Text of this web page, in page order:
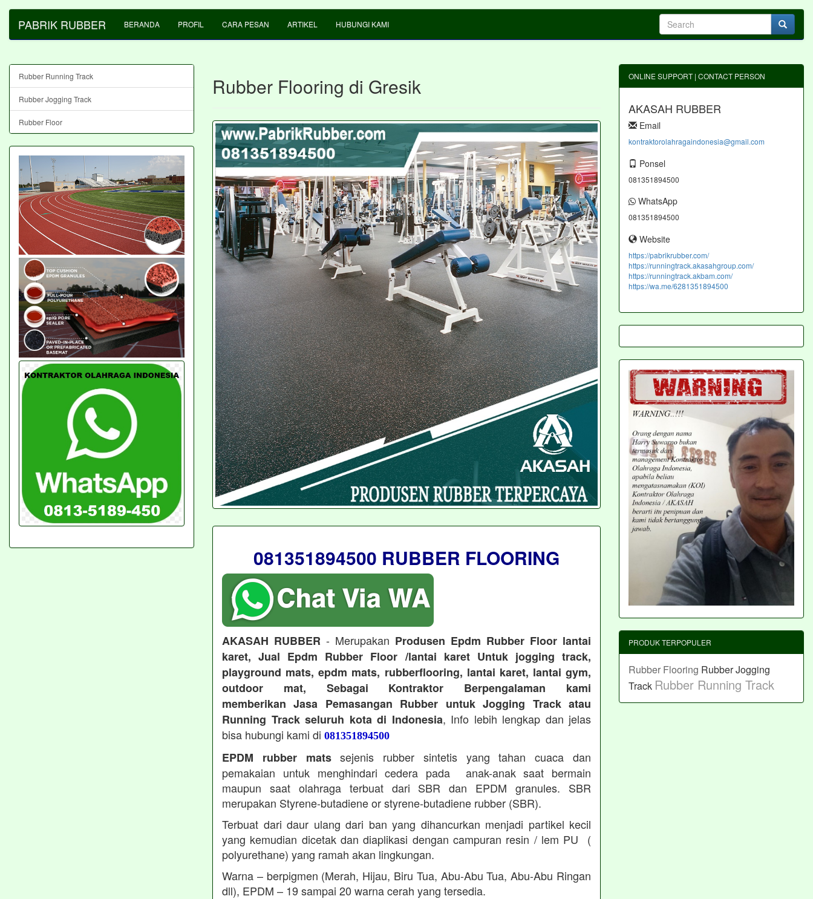
PABRIK RUBBER BERANDA PROFIL CARA PESAN ARTIKEL HUBUNGI KAMI
Rubber Flooring di Gresik
081351894500 RUBBER FLOORING
AKASAH RUBBER - Merupakan Produsen Epdm Rubber Floor lantai
karet, Jual Epdm Rubber Floor /lantai karet Untuk jogging track,
playground mats, epdm mats, rubberflooring, lantai karet, lantai gym,
outdoor mat, Sebagai Kontraktor Berpengalaman kami
memberikan Jasa Pemasangan Rubber untuk Jogging Track atau
Running Track seluruh kota di Indonesia, Info lebih lengkap dan jelas
bisa hubungi kami di 081351894500
EPDM rubber matssejenis rubber sintetis yang tahan cuaca dan
pemakaian untuk menghindari cedera pada anak-anak saat bermain
maupun saat olahraga terbuat dari SBR dan EPDM granules. SBR
merupakan Styrene-butadiene or styrene-butadiene rubber (SBR).
Terbuat dari daur ulang dari ban yang dihancurkan menjadi partikel kecil
yang kemudian dicetak dan diaplikasi dengan campuran resin / lem PU (
polyurethane) yang ramah akan lingkungan.
Warna – berpigmen (Merah, Hijau, Biru Tua, Abu-Abu Tua, Abu-Abu Ringan
dll), EPDM – 19 sampai 20 warna cerah yang tersedia.
Rubber Running Track
Rubber Jogging Track
Rubber Floor
ONLINE SUPPORT | CONTACT PERSON
AKASAH RUBBER
Email
kontraktorolahragaindonesia@gmail.com
Ponsel
081351894500
WhatsApp
081351894500
Website
https://pabrikrubber.com/
https://runningtrack.akasahgroup.com/
https://runningtrack.akbam.com/
https://wa.me/6281351894500
PRODUK TERPOPULER
Rubber Flooring Rubber Jogging
Track Rubber Running Track